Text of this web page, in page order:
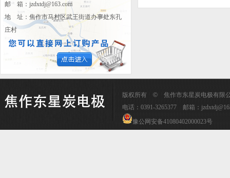
邮 箱： jzdxtdj@163.com
地 址：焦作市马村区武王街道办事处东孔
庄村
版权所有 © 焦作市东星炭电极有限
电话：0391-3265377 邮箱：
豫公网安备41080402000023号